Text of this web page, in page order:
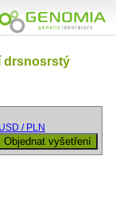
drsnosrstý
/ PLN